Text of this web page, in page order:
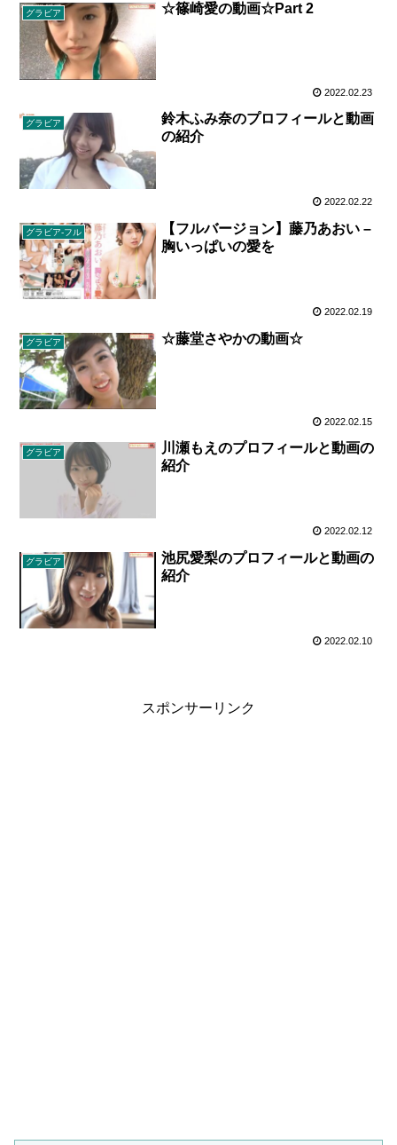
グラビア ☆篠崎愛の動画☆Part 2
2022.02.23
グラビア
鈴木ふみ奈のプロフィールと動画
の紹介
2022.02.22
グラビア-フル
【フルバージョン】藤乃あおい –
胸いっぱいの愛を
2022.02.19
グラビア ☆藤堂さやかの動画☆
2022.02.15
グラビア
川瀬もえのプロフィールと動画の
紹介
2022.02.12
グラビア
池尻愛梨のプロフィールと動画の
紹介
2022.02.10
スポンサーリンク